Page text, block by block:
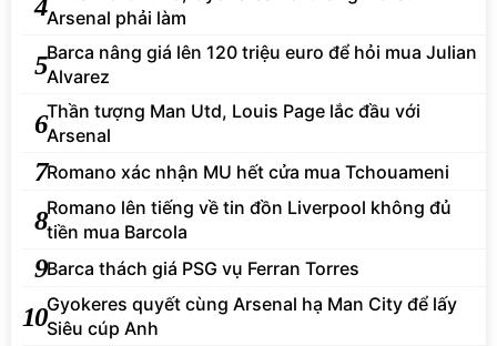
Arsenal phải làm
5Barca nâng giá lên 120 triệu euro để hỏi mua Julian
Alvarez
6Thần tượng Man Utd, Louis Page lắc đầu với
Arsenal
7Romano xác nhận MU hết cửa mua Tchouameni
8Romano lên tiếng về tin đồn Liverpool không đủ
tiền mua Barcola
9Barca thách giá PSG vụ Ferran Torres
10Gyokeres quyết cùng Arsenal hạ Man City để lấy
Siêu cúp Anh